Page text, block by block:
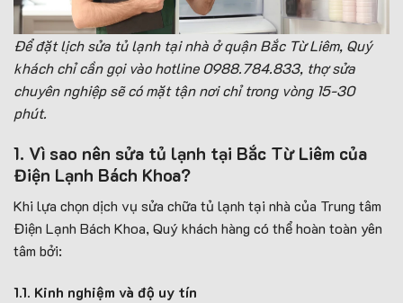
Để đặt lịch sửa tủ lạnh tại nhà ở quận Bắc Từ Liêm, Quý
khách chỉ cần gọi vào hotline 0988.784.833, thợ sửa
chuyên nghiệp sẽ có mặt tận nơi chỉ trong vòng 15-30
phút.
1. Vì sao nên sửa tủ lạnh tại Bắc Từ Liêm của
Điện Lạnh Bách Khoa?
Khi lựa chọn dịch vụ sửa chữa tủ lạnh tại nhà của Trung tâm
Điện Lạnh Bách Khoa, Quý khách hàng có thể hoàn toàn yên
tâm bởi:
1.1. Kinh nghiệm và độ uy tín